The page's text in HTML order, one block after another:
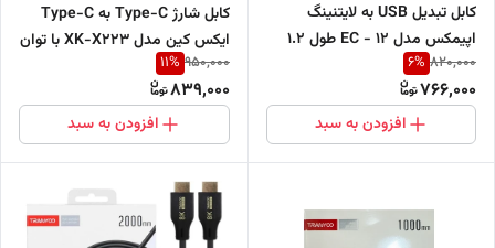
کابل تبدیل USB به لایتنینگ
اپیمکس مدل EC - 12 طول 1.2
متر
820,000
6%
766,000
افزودن به سبد
کابل شارژ Type-C به Type-C
ایکس کین مدل XK-X223 با توان
240 وات و طول 2 متر
950,000
11%
839,000
افزودن به سبد